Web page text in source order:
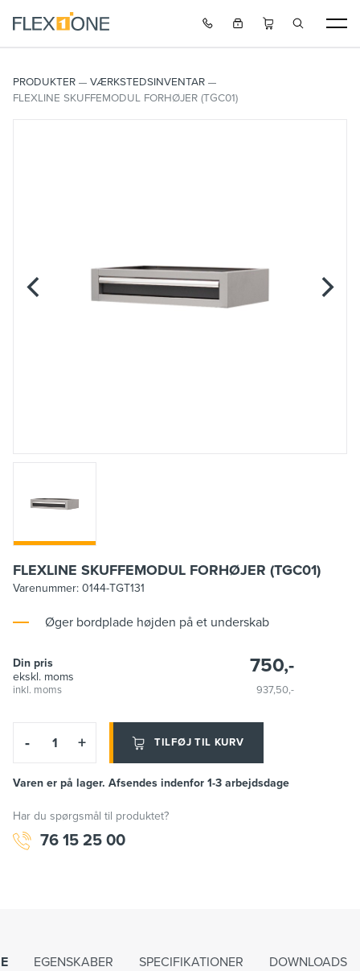
PRODUKTER
VÆRKSTEDSINVENTAR
FLEXLINE SKUFFEMODUL FORHØJER (TGC01)
FLEXLINE SKUFFEMODUL FORHØJER (TGC01)
Varenummer: 0144-TGT131
Øger bordplade højden på et underskab
Din pris
ekskl. moms
750,-
inkl. moms 937,50,-
- + TILFØJ TIL KURV
Varen er på lager. Afsendes indenfor 1-3 arbejdsdage
Har du spørgsmål til produktet?
76 15 25 00
EGENSKABER SPECIFIKATIONER DOWNLOADS